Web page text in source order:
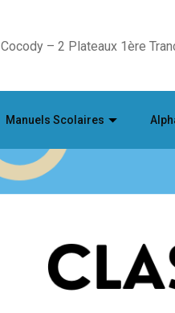
Cocody – 2 Plateaux 1ère
Manuels Scolaires